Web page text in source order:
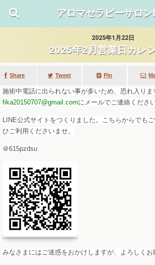
アロマセラピーサロ
2025年1月22日
2025年2月営業日カレ
Share Tweet Pin
施術中電話に出られない事が多いため、恐れ入りま
fika20150707@gmail.comにメールでご連絡ください
LINE公式サイトをつくりました。こちらからでも
ひご利用くださいませ。
＠615pzdsu
みなさまにはご迷惑をおかけしますが、よろしくお